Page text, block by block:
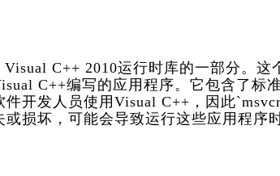
C++ 2010运行时库的一部分。这
C++编写的应用程序。它包含了标
开发人员使用Visual C++，因此
或损坏，可能会导致运行这些应用程